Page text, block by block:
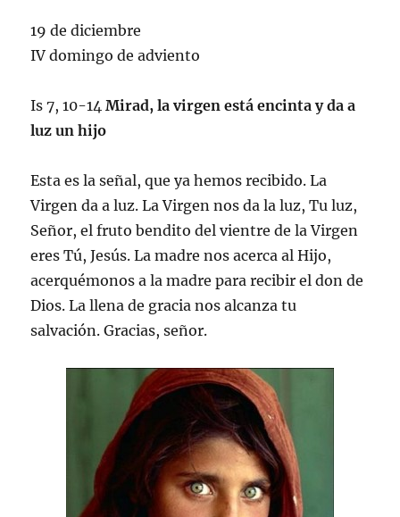
19 de diciembre
IV domingo de adviento
Is 7, 10-14Mirad, la virgen está encinta y da a
luz un hijo
Esta es la señal, que ya hemos recibido. La
Virgen da a luz. La Virgen nos da la luz, Tu luz,
Señor, el fruto bendito del vientre de la Virgen
eres Tú, Jesús. La madre nos acerca al Hijo,
acerquémonos a la madre para recibir el don de
Dios. La llena de gracia nos alcanza tu
salvación. Gracias, señor.